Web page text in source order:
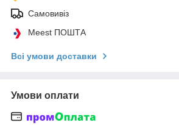
Самовивіз
Meest ПОШТА
Всі умови доставки
Умови оплати